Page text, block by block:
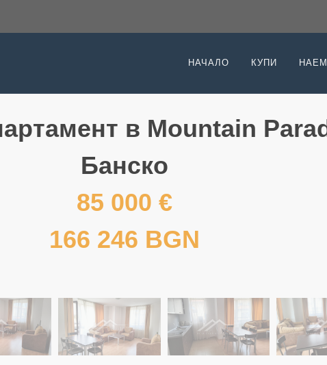
НАЧАЛО КУПИ НАЕМ
в Mountain
Банско
85 000 €
166 246 BGN